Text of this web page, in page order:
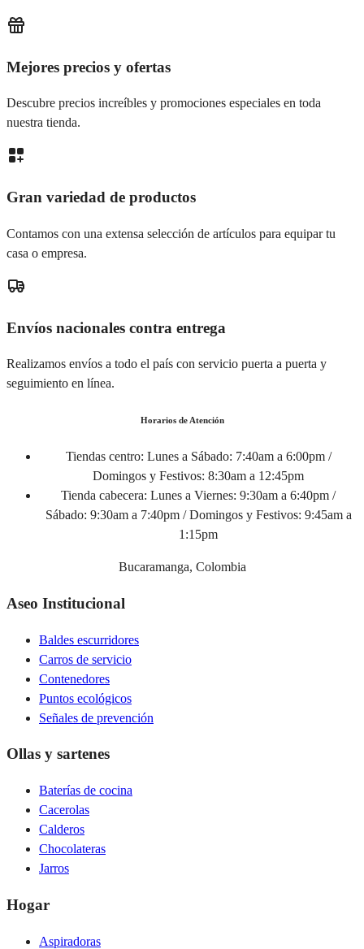
Mejores precios y ofertas
Descubre precios increíbles y promociones especiales en toda
nuestra tienda.
Gran variedad de productos
Contamos con una extensa selección de artículos para equipar tu
casa o empresa.
Envíos nacionales contra entrega
Realizamos envíos a todo el país con servicio puerta a puerta y
seguimiento en línea.
Horarios de Atención
Tiendas centro: Lunes a Sábado: 7:40am a 6:00pm /
Domingos y Festivos: 8:30am a 12:45pm
Tienda cabecera: Lunes a Viernes: 9:30am a 6:40pm /
Sábado: 9:30am a 7:40pm / Domingos y Festivos: 9:45am a
1:15pm
Bucaramanga, Colombia
Aseo Institucional
Baldes escurridores
Carros de servicio
Contenedores
Puntos ecológicos
Señales de prevención
Ollas y sartenes
Baterías de cocina
Cacerolas
Calderos
Chocolateras
Jarros
Hogar
Aspiradoras